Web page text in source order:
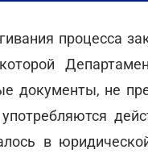
процесса
документы, не
в